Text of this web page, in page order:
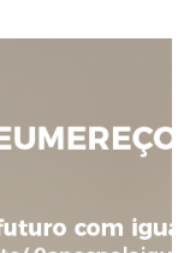
ganham
salarial entre
em